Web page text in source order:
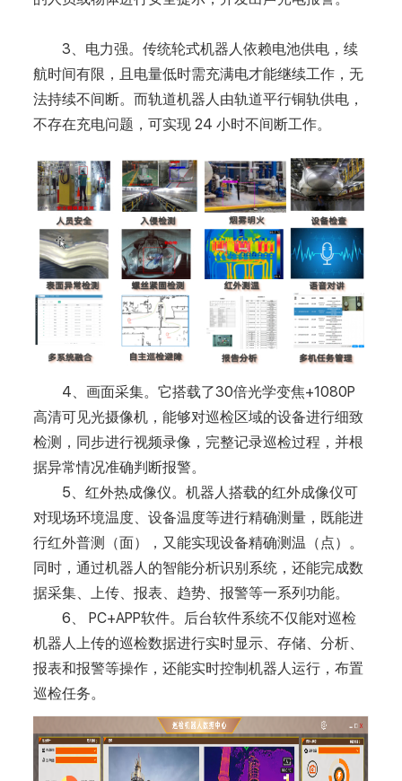
3、电力强。传统轮式机器人依赖电池供电，续
航时间有限，且电量低时需充满电才能继续工作，无
法持续不间断。而轨道机器人由轨道平行铜轨供电，
不存在充电问题，可实现 24 小时不间断工作。
4、画面采集。它搭载了30倍光学变焦+1080P
高清可见光摄像机，能够对巡检区域的设备进行细致
检测，同步进行视频录像，完整记录巡检过程，并根
据异常情况准确判断报警。
5、红外热成像仪。机器人搭载的红外成像仪可
对现场环境温度、设备温度等进行精确测量，既能进
行红外普测（面），又能实现设备精确测温（点）。
同时，通过机器人的智能分析识别系统，还能完成数
据采集、上传、报表、趋势、报警等一系列功能。
6、 PC+APP软件。后台软件系统不仅能对巡检
机器人上传的巡检数据进行实时显示、存储、分析、
报表和报警等操作，还能实时控制机器人运行，布置
巡检任务。